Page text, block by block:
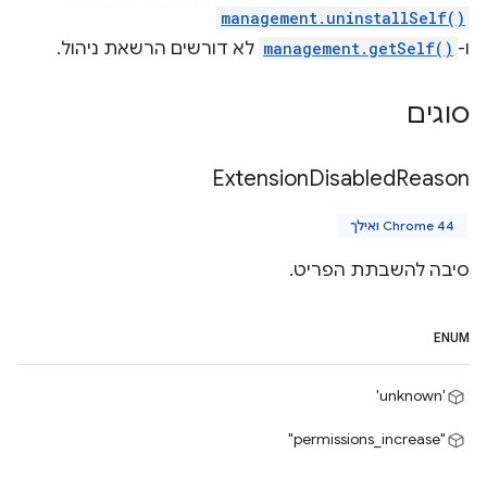
management.uninstallSelf()
ו- management.getSelf() לא דורשים הרשאת ניהול.
סוגים
ExtensionDisabledReason
Chrome 44 ואילך
סיבה להשבתת הפריט.
ENUM
'unknown'
"permissions_increase"